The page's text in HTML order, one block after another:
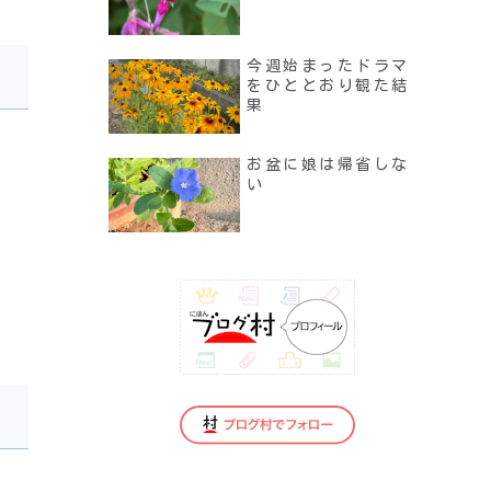
今週始まったドラマ
をひととおり観た結
果
お盆に娘は帰省しな
い